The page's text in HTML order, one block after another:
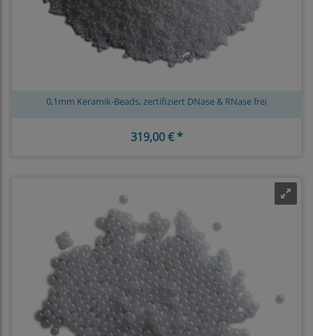
0,1mm Keramik-Beads, zertifiziert DNase & RNase frei
319,00 € *